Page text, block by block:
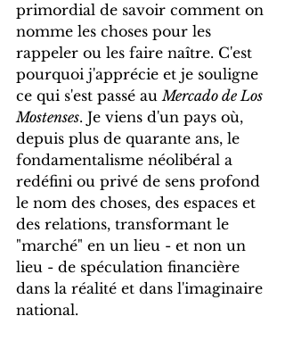
primordial de savoir comment on
nomme les choses pour les
rappeler ou les faire naître. C'est
pourquoi j'apprécie et je souligne
ce qui s'est passé au Mercado de Los
Mostenses. Je viens d'un pays où,
depuis plus de quarante ans, le
fondamentalisme néolibéral a
redéfini ou privé de sens profond
le nom des choses, des espaces et
des relations, transformant le
"marché" en un lieu - et non un
lieu - de spéculation financière
dans la réalité et dans l'imaginaire
national.